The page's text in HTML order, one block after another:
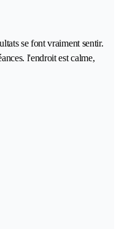
se font vraiment sentir.
l'endroit est calme,